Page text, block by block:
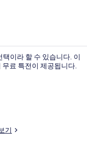
이라 할 수 있습니다. 이
료 특전이 제공됩니다.
기